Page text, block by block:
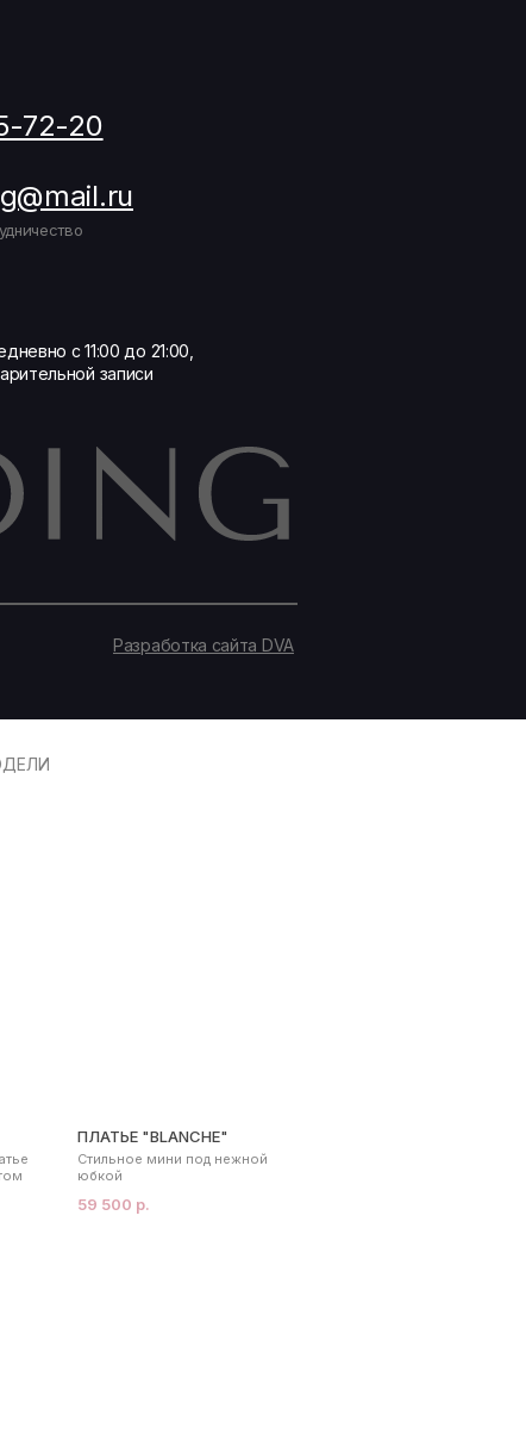
Разработка сайта DVA
72-20
с 11:00 до 21:00,
записи
ПЛАТЬЕ "BLANCHE"
59 500 р.
Стильное мини под нежной
юбкой